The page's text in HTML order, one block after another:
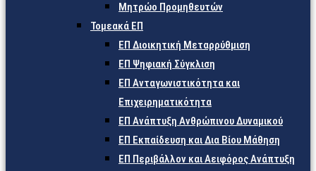
Μητρώο Προμηθευτών
Τομεακά ΕΠ
ΕΠ Διοικητική Μεταρρύθμιση
ΕΠ Ψηφιακή Σύγκλιση
ΕΠ Ανταγωνιστικότητα και
Επιχειρηματικότητα
ΕΠ Ανάπτυξη Ανθρώπινου Δυναμικού
ΕΠ Εκπαίδευση και Δια Βίου Μάθηση
ΕΠ Περιβάλλον και Αειφόρος Ανάπτυξη